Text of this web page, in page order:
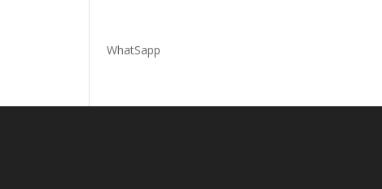
WhatSapp